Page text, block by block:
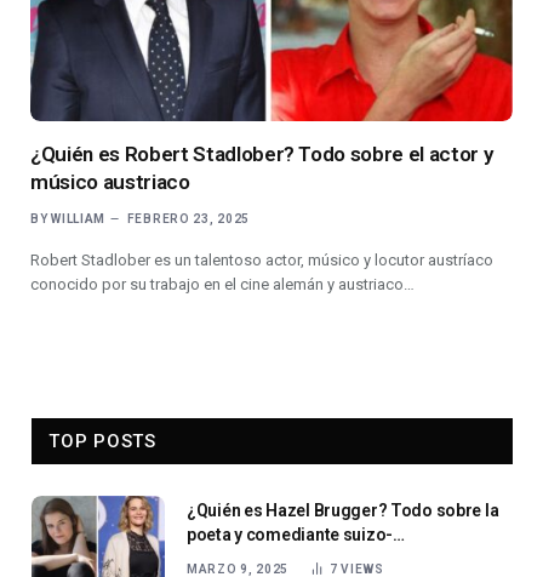
¿Quién es Robert Stadlober? Todo sobre el actor y
músico austriaco
BY WILLIAM FEBRERO 23, 2025
Robert Stadlober es un talentoso actor, músico y locutor austríaco
conocido por su trabajo en el cine alemán y austriaco…
TOP POSTS
¿Quién es Hazel Brugger? Todo sobre la
poeta y comediante suizo-
MARZO 9, 2025 7VIEWS